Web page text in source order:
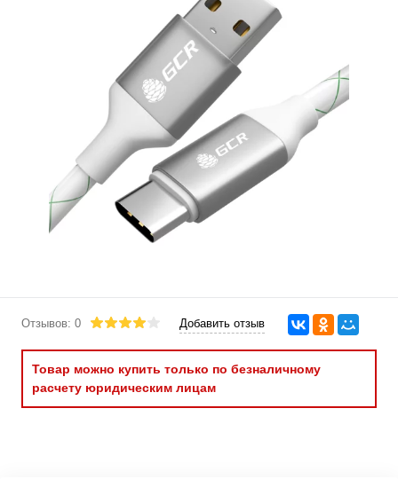
Отзывов: 0 Добавить отзыв
Товар можно купить только по безналичному
расчету юридическим лицам